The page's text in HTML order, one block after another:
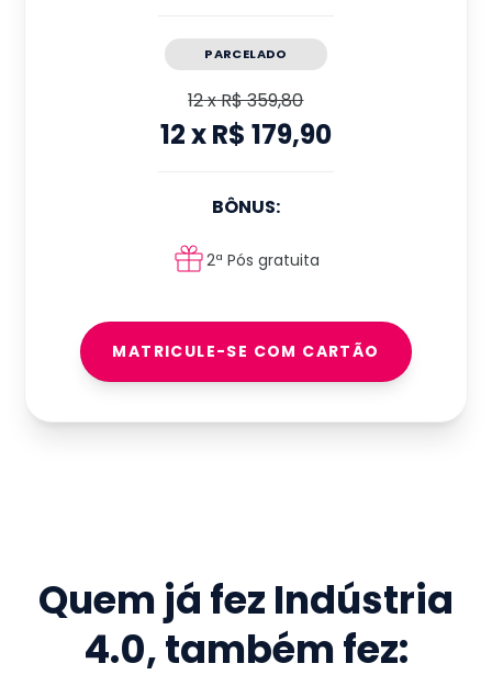
PARCELADO
12xR$ 359,80
12xR$ 179,90
BÔNUS:
2ª Pós gratuita
MATRICULE-SE COM CARTÃO
Quem já fez Indústria
4.0, também fez: